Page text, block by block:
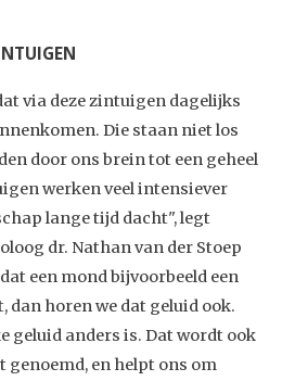
via deze zintuigen dagelijks
Die staan niet los
door ons brein tot een geheel
werken veel intensiever
lange tijd dacht", legt
dr. Nathan van der Stoep
een mond bijvoorbeeld een
dan horen we dat geluid ook.
geluid anders is. Dat wordt ook
genoemd, en helpt ons om